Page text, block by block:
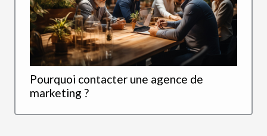
Pourquoi contacter une agence de
marketing ?